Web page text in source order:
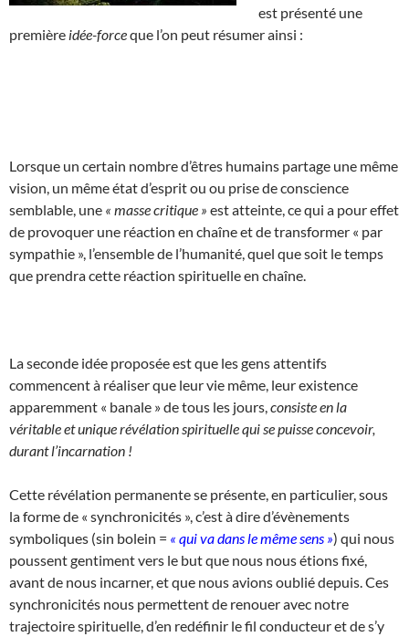
est présenté une
première idée-forceque l’on peut résumer ainsi :
Lorsque un certain nombre d’êtres humains partage une même
vision, un même état d’esprit ou ou prise de conscience
semblable, une « masse critique » est atteinte, ce qui a pour effet
de provoquer une réaction en chaîne et de transformer « par
sympathie », l’ensemble de l’humanité, quel que soit le temps
que prendra cette réaction spirituelle en chaîne.
La seconde idée proposée est que les gens attentifs
commencent à réaliser que leur vie même, leur existence
apparemment « banale » de tous les jours, consiste en la
véritable et unique révélation spirituelle qui se puisse concevoir,
durant l’incarnation !
Cette révélation permanente se présente, en particulier, sous
la forme de « synchronicités », c’est à dire d’évènements
symboliques (sin bolein = « qui va dans le même sens ») qui nous
poussent gentiment vers le but que nous nous étions fixé,
avant de nous incarner, et que nous avions oublié depuis. Ces
synchronicités nous permettent de renouer avec notre
trajectoire spirituelle, d’en redéfinir le fil conducteur et de s’y